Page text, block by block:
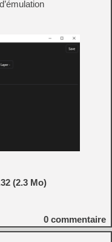
(2.3 Mo)
0 commentaire